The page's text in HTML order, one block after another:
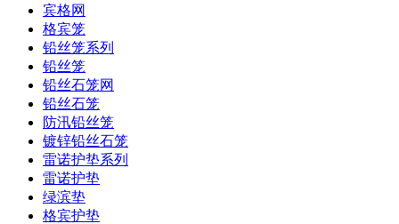
宾格网
格宾笼
铅丝笼系列
铅丝笼
铅丝石笼网
铅丝石笼
防汛铅丝笼
镀锌铅丝石笼
雷诺护垫系列
雷诺护垫
绿滨垫
格宾护垫